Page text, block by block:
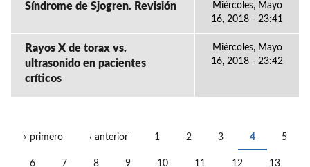
Síndrome de Sjogren. Revisión
Miércoles, Mayo
16, 2018 - 23:41
Rayos X de torax vs.
ultrasonido en pacientes
críticos
Miércoles, Mayo
16, 2018 - 23:42
« primero ‹ anterior 1 2 3 4 5
6 7 8 9 10 11 12 13